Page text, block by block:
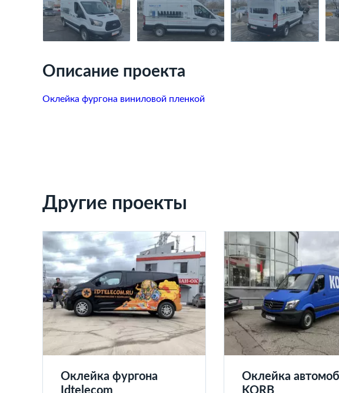
Описание проекта
Оклейка фургона виниловой пленкой
Другие проекты
Оклейка фургона
Idtelecom
Оклейка
KORB